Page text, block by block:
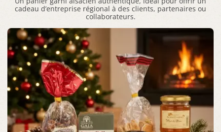
cadeau d’entreprise régional à des clients, partenaires ou
collaborateurs.